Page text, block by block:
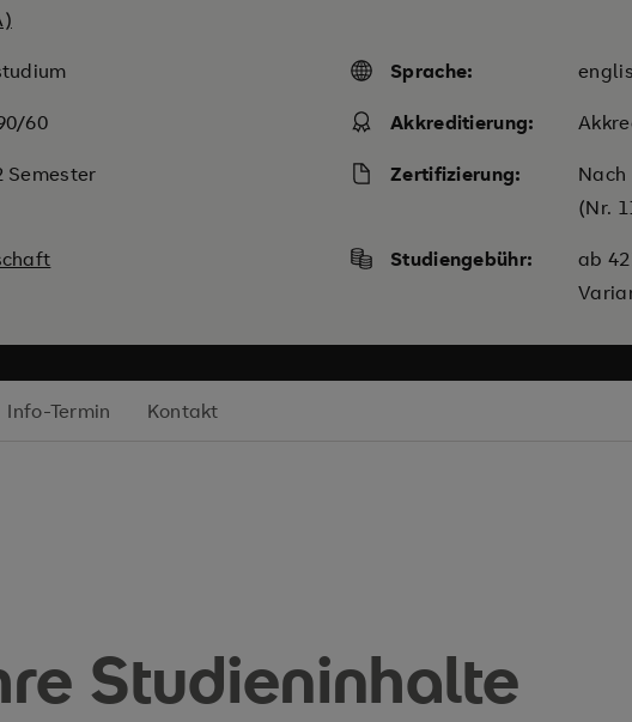
Sprache:
60 Akkreditierung:
Semester Zertifizierung:
Nach
(Nr.
Studiengebühr:
ab
Info-Termin Kontakt
Studieninhalte